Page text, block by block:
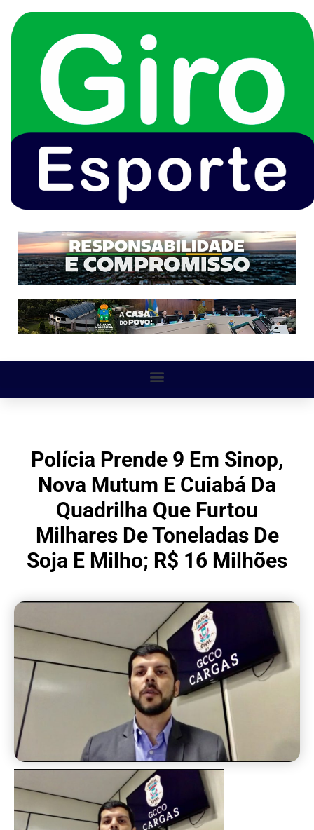
Polícia Prende 9 Em Sinop,
Nova Mutum E Cuiabá Da
Quadrilha Que Furtou
Milhares De Toneladas De
Soja E Milho; R$ 16 Milhões